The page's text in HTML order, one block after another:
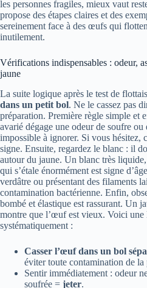
les personnes fragiles, mieux vaut
propose des étapes claires et des
sereinement face à des œufs qui
inutilement.
Vérifications indispensables : odeur,
jaune
La suite logique après le test de
dans un petit bol. Ne le cassez pas
préparation. Première règle simple et
avarié dégage une odeur de soufre ou
impossible à ignorer. Si vous hésitez,
signe. Ensuite, regardez le blanc : il
autour du jaune. Un blanc très
qui s’étale énormément est signe
verdâtre ou présentant des filaments
contamination bactérienne. Enfin,
bombé et élastique est rassurant. Un
montre que l’œuf est vieux. Voici une
systématiquement :
Casser l’œuf dans un bol
éviter toute contamination de la
Sentir immédiatement : odeur
soufrée = jeter.